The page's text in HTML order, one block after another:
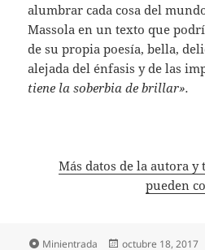
alumbrar cada cosa del
Massola en un texto que
de su propia poesía, bella,
alejada del énfasis y de las
tiene la soberbia de brillar».
Más datos de la autora y
pueden
Formato
Minientrada Publicado
octubre 18, 2017